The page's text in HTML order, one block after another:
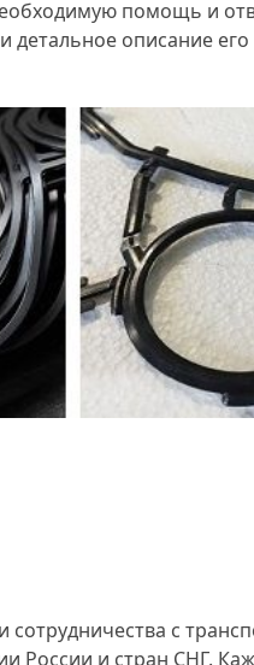
помощь и
детальное описание
с
России и стран СНГ.